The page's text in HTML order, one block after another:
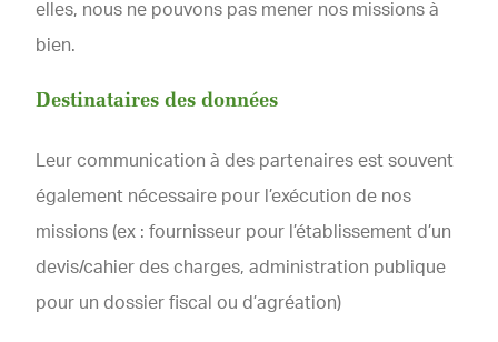
elles, nous ne pouvons pas mener nos missions à
bien.
Destinataires des données
Leur communication à des partenaires est souvent
également nécessaire pour l’exécution de nos
missions (ex : fournisseur pour l’établissement d’un
devis/cahier des charges, administration publique
pour un dossier fiscal ou d’agréation)